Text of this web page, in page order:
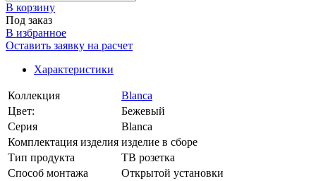
В корзинy
Под заказ
В избранное
Оставить заявку на расчет
Характеристики
Коллекция
Blanca
Цвет:
Бежевый
Серия
Blanca
Комплектация изделия изделие в сборе
Тип продукта
ТВ розетка
Способ монтажа
Открытой установки